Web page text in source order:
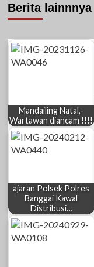
Berita lainnnya
Mandailing Natal,-
Wartawan diancam !!!!
ajaran Polsek Polres
Banggai Kawal
Distribusi…